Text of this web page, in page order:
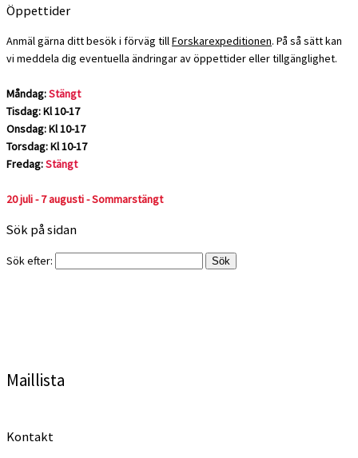
Öppettider
Anmäl gärna ditt besök i förväg tillForskarexpeditionen. På så sätt kan
vi meddela dig eventuella ändringar av öppettider eller tillgänglighet.
Måndag:Stängt
Tisdag: Kl 10-17
Onsdag: Kl 10-17
Torsdag: Kl 10-17
Fredag:Stängt
20 juli - 7 augusti - Sommarstängt
Sök på sidan
Sök efter:
Maillista
Kontakt